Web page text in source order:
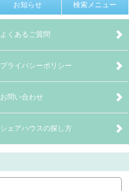
お知らせ 検索メニュー
よくあるご質問
プライバシーポリシー
お問い合わせ
シェアハウスの探し方